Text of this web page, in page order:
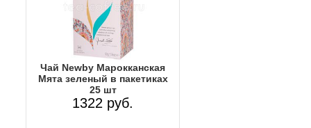
Чай Newby Марокканская
Мята зеленый в пакетиках
25 шт
1322 руб.